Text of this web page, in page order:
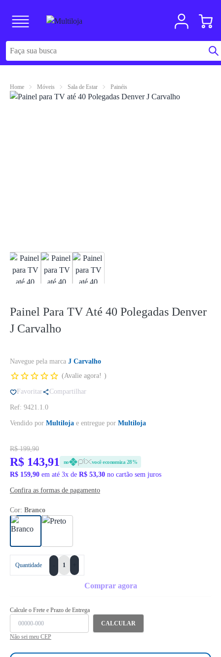
Home Móveis Sala de Estar Painéis
Painel Para TV Até 40 Polegadas Denver
J Carvalho
Navegue pela marca J Carvalho
Avalie agora!
Favoritar Compartilhar
Ref: 9421.1.0
Vendido por Multiloja e entregue por Multiloja
R$ 199,90
R$ 143,91 no você economiza 28%
R$ 159,90 em até 3x de R$ 53,30 no cartão sem juros
Confira as formas de pagamento
Cor: Branco
Quantidade
Comprar agora
Calcule o Frete e Prazo de Entrega
CALCULAR
Não sei meu CEP